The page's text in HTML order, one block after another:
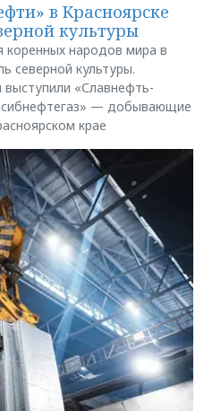
в Красноярске
культуры
народов мира в
северной культуры.
«Славнефть-
— добывающие
крае